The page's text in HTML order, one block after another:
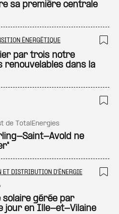
sa première centrale
ÉNERGÉTIQUE
par trois notre
renouvelables dans la
de TotalEnergies
Saint-Avold ne
ET DISTRIBUTION D'ÉNERGIE
solaire gérée par
jour en Ille-et-Vilaine